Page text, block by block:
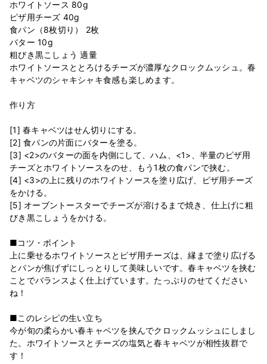
ホワイトソース 80g
ピザ用チーズ 40g
食パン（8枚切り） 2枚
バター 10g
粗びき黒こしょう 適量
ホワイトソースととろけるチーズが濃厚なクロックムッシュ。春
キャベツのシャキシャキ食感も楽しめます。
作り方
[1] 春キャベツはせん切りにする。
[2] 食パンの片面にバターを塗る。
[3] <2>のバターの面を内側にして、ハム、<1>、半量のピザ用
チーズとホワイトソースをのせ、もう1枚の食パンで挟む。
[4] <3>の上に残りのホワイトソースを塗り広げ、ピザ用チーズ
をかける。
[5] オーブントースターでチーズが溶けるまで焼き、仕上げに粗
びき黒こしょうをかける。
■コツ・ポイント
上に乗せるホワイトソースとピザ用チーズは、縁まで塗り広げる
とパンが焦げずにしっとりして美味しいです。春キャベツを挟む
ことでバランスよく仕上げています。たっぷりのせてください
ね！
■このレシピの生い立ち
今が旬の柔らかい春キャベツを挟んでクロックムッシュにしまし
た。ホワイトソースとチーズの塩気と春キャベツが相性抜群で
す！